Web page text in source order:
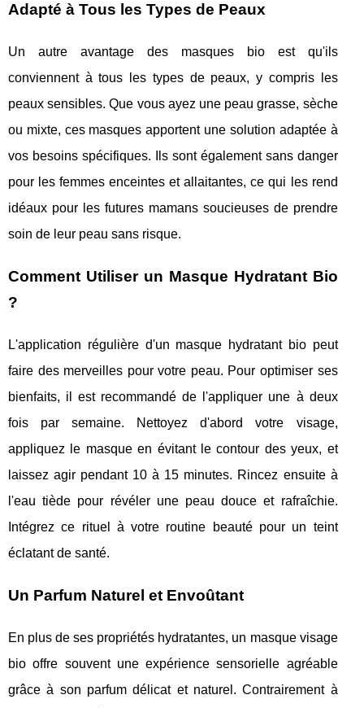
Adapté à Tous les Types de Peaux
Un autre avantage des masques bio est qu'ils
conviennent à tous les types de peaux, y compris les
peaux sensibles. Que vous ayez une peau grasse, sèche
ou mixte, ces masques apportent une solution adaptée à
vos besoins spécifiques. Ils sont également sans danger
pour les femmes enceintes et allaitantes, ce qui les rend
idéaux pour les futures mamans soucieuses de prendre
soin de leur peau sans risque.
Comment Utiliser un Masque Hydratant Bio
?
L'application régulière d'un masque hydratant bio peut
faire des merveilles pour votre peau. Pour optimiser ses
bienfaits, il est recommandé de l'appliquer une à deux
fois par semaine. Nettoyez d'abord votre visage,
appliquez le masque en évitant le contour des yeux, et
laissez agir pendant 10 à 15 minutes. Rincez ensuite à
l'eau tiède pour révéler une peau douce et rafraîchie.
Intégrez ce rituel à votre routine beauté pour un teint
éclatant de santé.
Un Parfum Naturel et Envoûtant
En plus de ses propriétés hydratantes, un masque visage
bio offre souvent une expérience sensorielle agréable
grâce à son parfum délicat et naturel. Contrairement à